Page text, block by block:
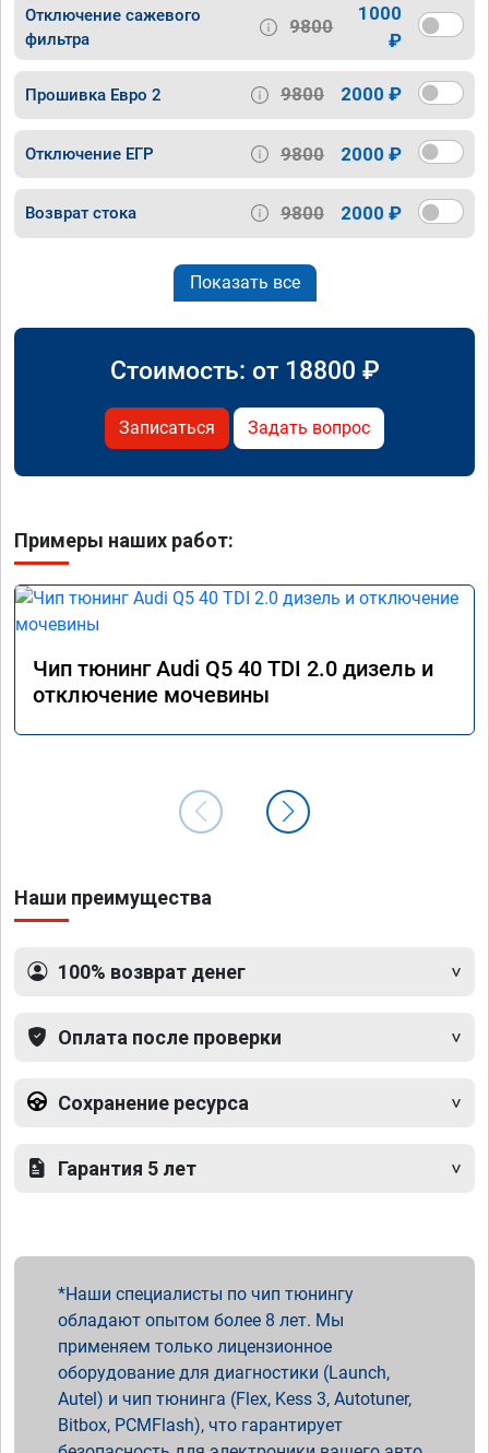
Отключение сажевого
фильтра
9800
1000
₽
Прошивка Евро 2 9800 2000 ₽
Отключение ЕГР 9800 2000 ₽
Возврат стока 9800 2000 ₽
Показать все
Стоимость: от 18800 ₽
Записаться Задать вопрос
Примеры наших работ:
Чип тюнинг Audi Q5 40 TDI 2.0 дизель и
отключение мочевины
Наши преимущества
100% возврат денег
Оплата после проверки
Сохранение ресурса
Гарантия 5 лет
Наши специалисты по чип тюнингу
обладают опытом более 8 лет. Мы
применяем только лицензионное
оборудование для диагностики (Launch,
Autel) и чип тюнинга (Flex, Kess 3, Autotuner,
Bitbox, PCMFlash), что гарантирует